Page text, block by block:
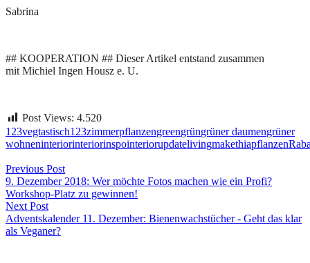
Sabrina
## KOOPERATION ## Dieser Artikel entstand zusammen
mit Michiel Ingen Housz e. U.
Post Views: 4.520
123vegtastisch123zimmerpflanzengreengrüngrüner daumengrüner
wohneninteriorinteriorinspointeriorupdatelivingmakethiapflanzen
Previous Post
9. Dezember 2018: Wer möchte Fotos machen wie ein Profi?
Workshop-Platz zu gewinnen!
Next Post
Adventskalender 11. Dezember: Bienenwachstücher - Geht das klar
als Veganer?